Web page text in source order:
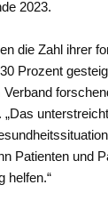
2023.
die Zahl ihrer
Prozent
Patienten und
helfen.“